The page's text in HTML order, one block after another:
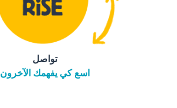
تواصل
اسع كي يفهمك الآخرون